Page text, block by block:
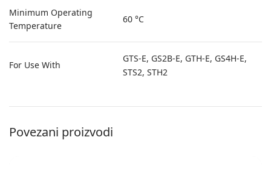
Minimum Operating
Temperature
60 °C
For Use With
GTS-E, GS2B-E, GTH-E, GS4H-E,
STS2, STH2
Povezani proizvodi